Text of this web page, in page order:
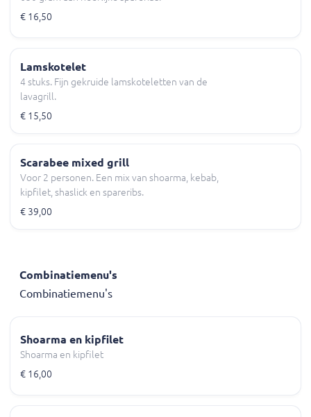
€ 16,50
Lamskotelet
4 stuks. Fijn gekruide lamskoteletten van de
lavagrill.
€ 15,50
Scarabee mixed grill
Voor 2 personen. Een mix van shoarma, kebab,
kipfilet, shaslick en spareribs.
€ 39,00
Combinatiemenu's
Combinatiemenu's
Shoarma en kipfilet
Shoarma en kipfilet
€ 16,00